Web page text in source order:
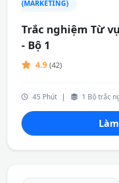
(MARKETING)
Trắc nghiệm Từ
- Bộ 1
4.9 (42)
45 Phút | 1 Bộ trắc